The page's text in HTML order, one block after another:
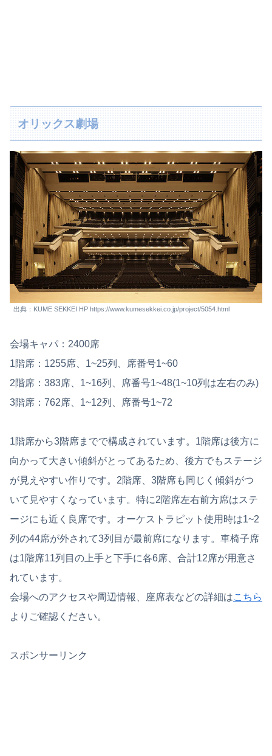
オリックス劇場
出典：KUME SEKKEI HP https://www.kumesekkei.co.jp/project/5054.html
会場キャパ：2400席
1階席：1255席、1~25列、席番号1~60
2階席：383席、1~16列、席番号1~48(1~10列は左右のみ)
3階席：762席、1~12列、席番号1~72
1階席から3階席までで構成されています。1階席は後方に
向かって大きい傾斜がとってあるため、後方でもステージ
が見えやすい作りです。2階席、3階席も同じく傾斜がつ
いて見やすくなっています。特に2階席左右前方席はステ
ージにも近く良席です。オーケストラピット使用時は1~2
列の44席が外されて3列目が最前席になります。車椅子席
は1階席11列目の上手と下手に各6席、合計12席が用意さ
れています。
会場へのアクセスや周辺情報、座席表などの詳細はこちら
よりご確認ください。
スポンサーリンク